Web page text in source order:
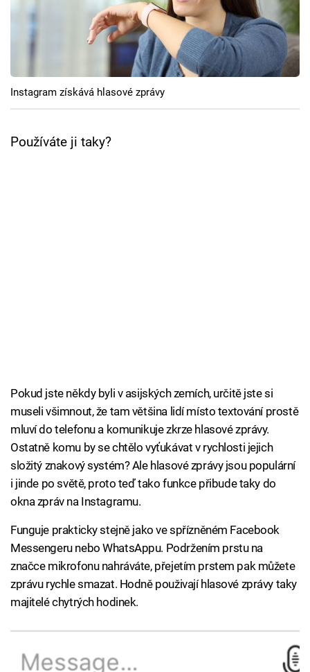
Cool Esport
TV Program
Instagram získává hlasové zprávy
Používáte ji taky?
Pokud jste někdy byli v asijských zemích, určitě jste si
museli všimnout, že tam většina lidí místo textování prostě
mluví do telefonu a komunikuje zkrze hlasové zprávy.
Ostatně komu by se chtělo vyťukávat v rychlosti jejich
složitý znakový systém? Ale hlasové zprávy jsou populární
i jinde po světě, proto teď tako funkce přibude taky do
okna zpráv na Instagramu.
Funguje prakticky stejně jako ve spřízněném Facebook
Messengeru nebo WhatsAppu. Podržením prstu na
značce mikrofonu nahráváte, přejetím prstem pak můžete
zprávu rychle smazat. Hodně použivají hlasové zprávy taky
majitelé chytrých hodinek.